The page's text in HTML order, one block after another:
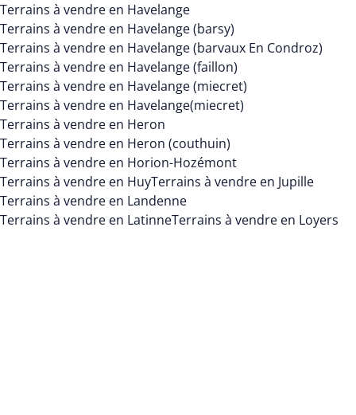
Terrains à vendre en Havelange
Terrains à vendre en Havelange (barsy)
Terrains à vendre en Havelange (barvaux En Condroz)
Terrains à vendre en Havelange (faillon)
Terrains à vendre en Havelange (miecret)
Terrains à vendre en Havelange(miecret)
Terrains à vendre en Heron
Terrains à vendre en Heron (couthuin)
Terrains à vendre en Horion-Hozémont
Terrains à vendre en HuyTerrains à vendre en Jupille
Terrains à vendre en Landenne
Terrains à vendre en LatinneTerrains à vendre en Loyers